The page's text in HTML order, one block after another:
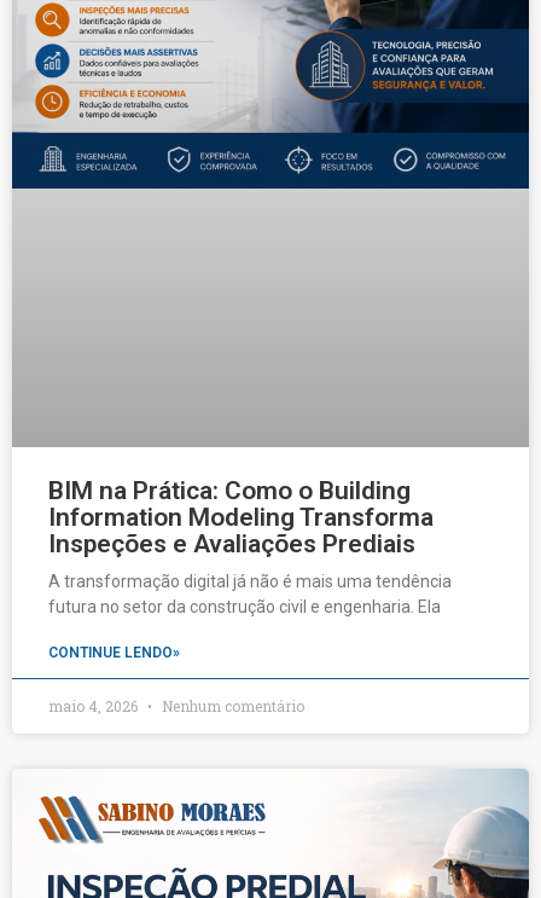
BIM na Prática: Como o Building
Information Modeling Transforma
Inspeções e Avaliações Prediais
A transformação digital já não é mais uma tendência
futura no setor da construção civil e engenharia. Ela
CONTINUE LENDO»
maio 4, 2026 Nenhum comentário